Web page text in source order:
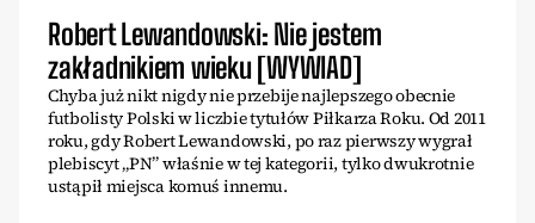
Robert Lewandowski: Nie jestem
zakładnikiem wieku [WYWIAD]
Chyba już nikt nigdy nie przebije najlepszego obecnie
futbolisty Polski w liczbie tytułów Piłkarza Roku. Od 2011
roku, gdy Robert Lewandowski, po raz pierwszy wygrał
plebiscyt „PN” właśnie w tej kategorii, tylko dwukrotnie
ustąpił miejsca komuś innemu.